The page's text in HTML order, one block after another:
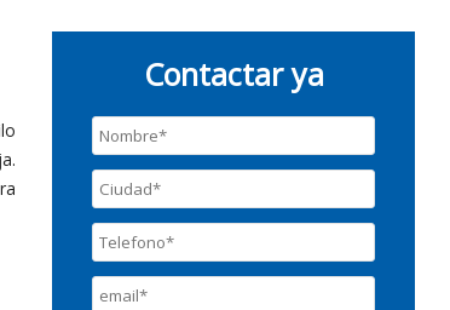
Contactar ya